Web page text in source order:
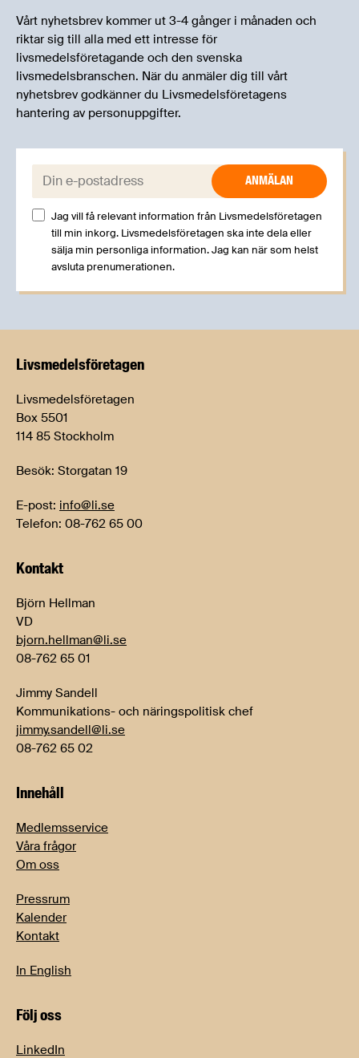
Vårt nyhetsbrev kommer ut 3-4 gånger i månaden och
riktar sig till alla med ett intresse för
livsmedelsföretagande och den svenska
livsmedelsbranschen. När du anmäler dig till vårt
nyhetsbrev godkänner du Livsmedelsföretagens
hantering av personuppgifter.
E-post:
Jag vill få relevant information från Livsmedelsföretagen
till min inkorg. Livsmedelsföretagen ska inte dela eller
sälja min personliga information. Jag kan när som helst
avsluta prenumerationen.
Livsmedels­företagen
Livsmedelsföretagen
Box 5501
114 85 Stockholm
Besök: Storgatan 19
E-post: info@li.se
Telefon: 08-762 65 00
Kontakt
Björn Hellman
VD
bjorn.hellman@li.se
08-762 65 01
Jimmy Sandell
Kommunikations- och näringspolitisk chef
jimmy.sandell@li.se
08-762 65 02
Innehåll
Medlemsservice
Våra frågor
Om oss
Pressrum
Kalender
Kontakt
In English
Följ oss
LinkedIn